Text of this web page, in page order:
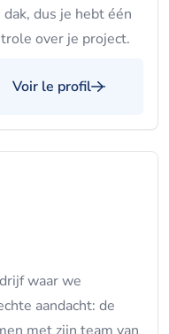
dus je hebt één
over je project.
Voir le profil
waar we
aandacht: de